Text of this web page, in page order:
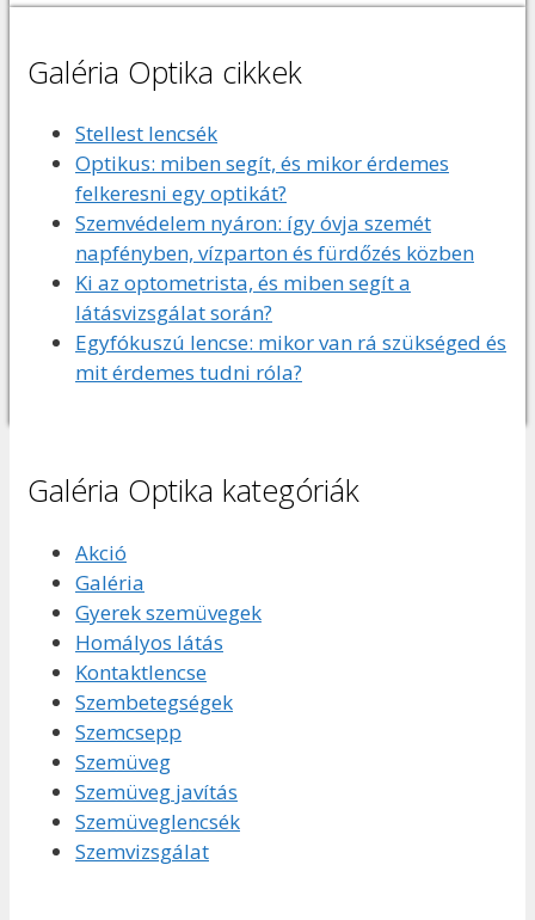
Galéria Optika cikkek
Stellest lencsék
Optikus: miben segít, és mikor érdemes
felkeresni egy optikát?
Szemvédelem nyáron: így óvja szemét
napfényben, vízparton és fürdőzés közben
Ki az optometrista, és miben segít a
látásvizsgálat során?
Egyfókuszú lencse: mikor van rá szükséged és
mit érdemes tudni róla?
Galéria Optika kategóriák
Akció
Galéria
Gyerek szemüvegek
Homályos látás
Kontaktlencse
Szembetegségek
Szemcsepp
Szemüveg
Szemüveg javítás
Szemüveglencsék
Szemvizsgálat